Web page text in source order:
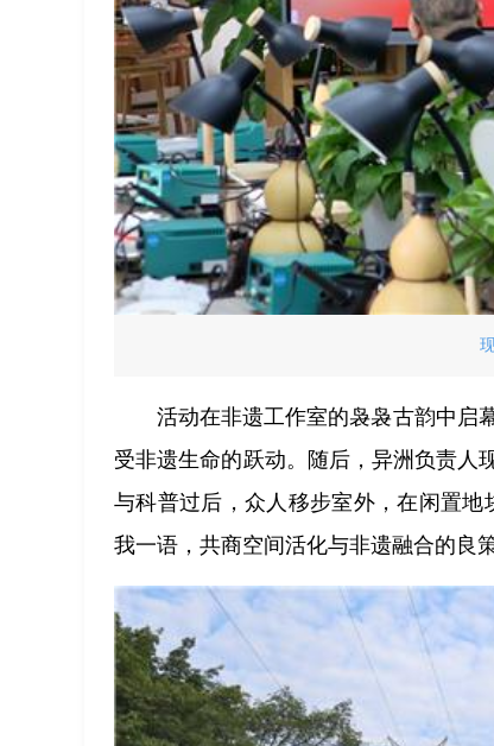
活动在非遗工作室的袅袅古韵中启
受非遗生命的跃动。随后，异洲负责人
与科普过后，众人移步室外，在闲置地
我一语，共商空间活化与非遗融合的良